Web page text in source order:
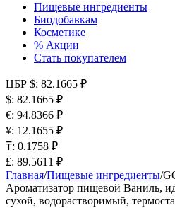
Пищевые ингредиенты
Биодобавкам
Косметике
% Акции
Стать покупателем
ЦБР $: 82.1665 ₽
$: 82.1665 ₽
€: 94.8366 ₽
¥: 12.1655 ₽
₸: 0.1758 ₽
£: 89.5611 ₽
Главная/Пищевые ингредиенты/
Ароматизатор пищевой Ваниль,
сухой, водорастворимый,